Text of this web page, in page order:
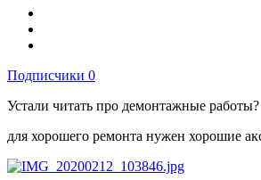
Подписчики 0
Устали читать про демонтажные
для хорошего ремонта нужен хорошие